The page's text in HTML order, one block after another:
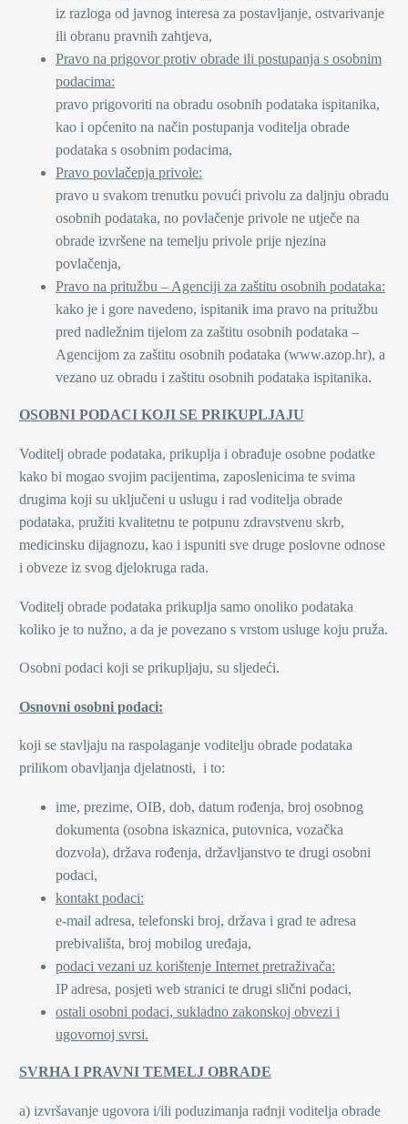
iz razloga od javnog interesa za postavljanje, ostvarivanje
ili obranu pravnih zahtjeva,
Pravo na prigovor protiv obrade ili postupanja s osobnim
podacima:
pravo prigovoriti na obradu osobnih podataka ispitanika,
kao i općenito na način postupanja voditelja obrade
podataka s osobnim podacima,
Pravo povlačenja privole:
pravo u svakom trenutku povući privolu za daljnju obradu
osobnih podataka, no povlačenje privole ne utječe na
obrade izvršene na temelju privole prije njezina
povlačenja,
Pravo na pritužbu – Agenciji za zaštitu osobnih podataka:
kako je i gore navedeno, ispitanik ima pravo na pritužbu
pred nadležnim tijelom za zaštitu osobnih podataka –
Agencijom za zaštitu osobnih podataka (www.azop.hr), a
vezano uz obradu i zaštitu osobnih podataka ispitanika.
OSOBNI PODACI KOJI SE PRIKUPLJAJU
Voditelj obrade podataka, prikuplja i obrađuje osobne podatke
kako bi mogao svojim pacijentima, zaposlenicima te svima
drugima koji su uključeni u uslugu i rad voditelja obrade
podataka, pružiti kvalitetnu te potpunu zdravstvenu skrb,
medicinsku dijagnozu, kao i ispuniti sve druge poslovne odnose
i obveze iz svog djelokruga rada.
Voditelj obrade podataka prikuplja samo onoliko podataka
koliko je to nužno, a da je povezano s vrstom usluge koju pruža.
Osobni podaci koji se prikupljaju, su sljedeći.
Osnovni osobni podaci:
koji se stavljaju na raspolaganje voditelju obrade podataka
prilikom obavljanja djelatnosti, i to:
ime, prezime, OIB, dob, datum rođenja, broj osobnog
dokumenta (osobna iskaznica, putovnica, vozačka
dozvola), država rođenja, državljanstvo te drugi osobni
podaci,
kontakt podaci:
e-mail adresa, telefonski broj, država i grad te adresa
prebivališta, broj mobilog uređaja,
podaci vezani uz korištenje Internet pretraživača:
IP adresa, posjeti web stranici te drugi slični podaci,
ostali osobni podaci, sukladno zakonskoj obvezi i
ugovornoj svrsi.
SVRHA I PRAVNI TEMELJ OBRADE
a) izvršavanje ugovora i/ili poduzimanja radnji voditelja obrade